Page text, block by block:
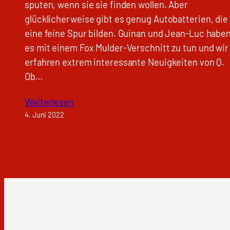
sputen, wenn sie sie finden wollen. Aber
glücklicherweise gibt es genug Autobatterien, die
eine feine Spur bilden. Guinan und Jean-Luc
es mit einem Fox Mulder-Verschnitt zu tun und wir
erfahren extrem interessante Neuigkeiten von Q.
Ob…
Weiterlesen
4. Juni 2022